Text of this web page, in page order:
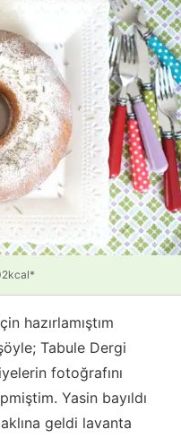
hazırlamıştım
Tabule Dergi
fotoğrafını
Yasin bayıldı
geldi lavanta